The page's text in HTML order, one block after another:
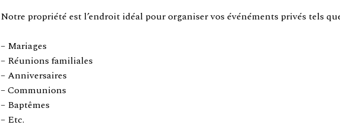
Notre propriété est l’endroit idéal pour organiser vos événéments privés tels
– Mariages
– Réunions familiales
– Anniversaires
– Communions
– Baptêmes
– Etc.